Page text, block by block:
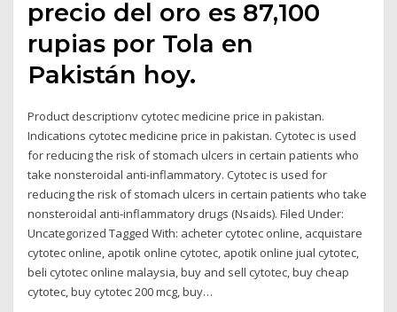
precio del oro es 87,100
rupias por Tola en
Pakistán hoy.
Product descriptionv cytotec medicine price in pakistan.
Indications cytotec medicine price in pakistan. Cytotec is used
for reducing the risk of stomach ulcers in certain patients who
take nonsteroidal anti-inflammatory. Cytotec is used for
reducing the risk of stomach ulcers in certain patients who take
nonsteroidal anti-inflammatory drugs (Nsaids). Filed Under:
Uncategorized Tagged With: acheter cytotec online, acquistare
cytotec online, apotik online cytotec, apotik online jual cytotec,
beli cytotec online malaysia, buy and sell cytotec, buy cheap
cytotec, buy cytotec 200 mcg, buy…